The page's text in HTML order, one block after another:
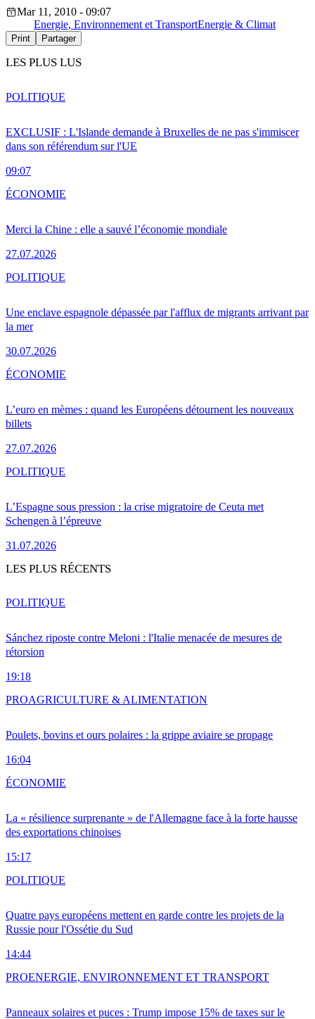
Mar 11, 2010 - 09:07
Energie, Environnement et TransportEnergie & Climat
Print Partager
LES PLUS LUS
EXCLUSIF : L'Islande demande à Bruxelles de ne pas s'immiscer
dans son référendum sur l'UE
09:07
POLITIQUE
Merci la Chine : elle a sauvé l’économie mondiale
27.07.2026
ÉCONOMIE
Une enclave espagnole dépassée par l'afflux de migrants arrivant par
la mer
30.07.2026
POLITIQUE
L’euro en mèmes : quand les Européens détournent les nouveaux
billets
27.07.2026
ÉCONOMIE
L’Espagne sous pression : la crise migratoire de Ceuta met
Schengen à l’épreuve
31.07.2026
POLITIQUE
LES PLUS RÉCENTS
Sánchez riposte contre Meloni : l'Italie menacée de mesures de
rétorsion
19:18
POLITIQUE
Poulets, bovins et ours polaires : la grippe aviaire se propage
16:04
PROAGRICULTURE & ALIMENTATION
La « résilience surprenante » de l'Allemagne face à la forte hausse
des exportations chinoises
15:17
ÉCONOMIE
Quatre pays européens mettent en garde contre les projets de la
Russie pour l'Ossétie du Sud
14:44
POLITIQUE
Panneaux solaires et puces : Trump impose 15% de taxes sur le
PROENERGIE, ENVIRONNEMENT ET TRANSPORT